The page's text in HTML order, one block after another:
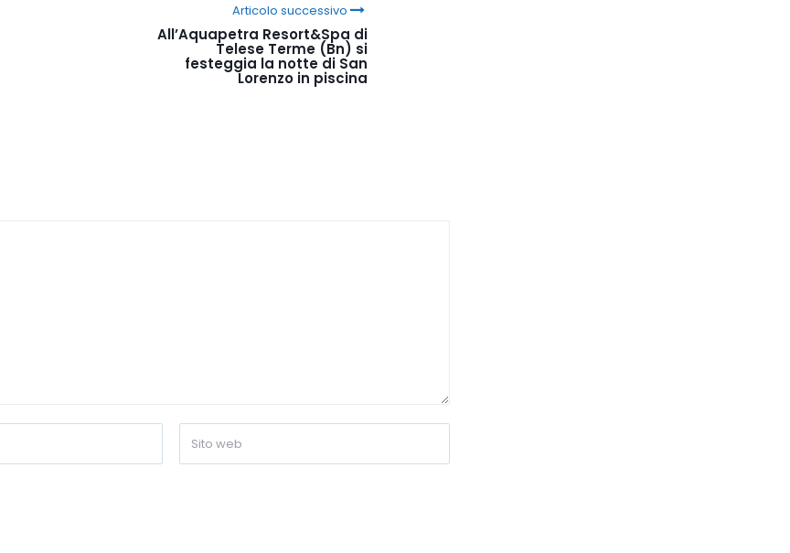
Articolo successivo
All’Aquapetra Resort&Spa di
Telese Terme (Bn) si
festeggia la notte di San
Lorenzo in piscina